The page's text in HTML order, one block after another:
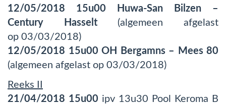
12/05/2018 15u00 Huwa-San Bilzen –
Century Hasselt (algemeen afgelast
op 03/03/2018)
12/05/2018 15u00 OH Bergamns – Mees 80
(algemeen afgelast op 03/03/2018)
Reeks II
21/04/2018 15u00 ipv 13u30 Pool Keroma B